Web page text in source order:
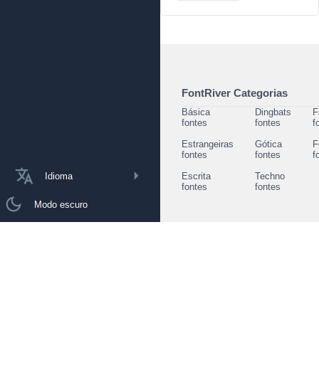
Idioma
Modo escuro
FontRiver Categorias
Básica
fontes
Dingbats
fontes
Estrangeiras
fontes
Gótica
fontes
Escrita
fontes
Techno
fontes